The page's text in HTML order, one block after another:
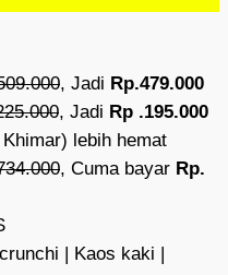
, Jadi Rp.479.000
, Jadi Rp .195.000
lebih hemat
, Cuma bayar Rp.
| Kaos kaki |